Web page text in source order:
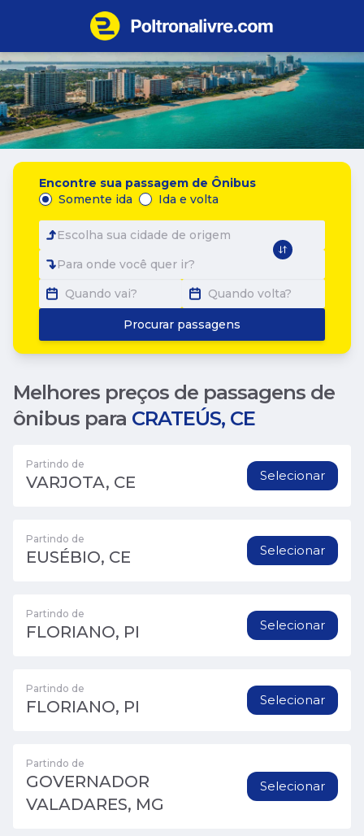
Encontre sua passagem de Ônibus
Somente ida
Ida e volta
Escolha sua cidade de origem
Para onde você quer ir?
Quando vai?
Quando volta?
Procurar passagens
Melhores preços de passagens de
ônibus para CRATEÚS, CE
Partindo de
VARJOTA, CE Selecionar
Partindo de
EUSÉBIO, CE Selecionar
Partindo de
FLORIANO, PI Selecionar
Partindo de
FLORIANO, PI Selecionar
Partindo de
GOVERNADOR
VALADARES, MG
Selecionar